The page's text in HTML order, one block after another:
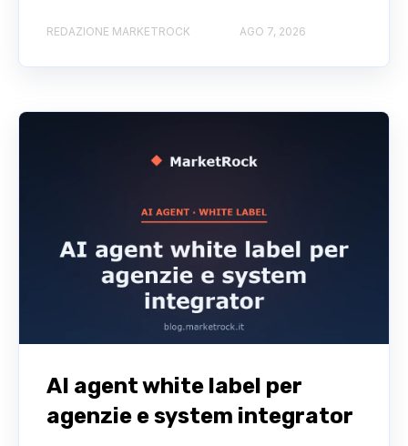
REDAZIONE MARKETROCK AGO 7, 2026
AI agent white label per
agenzie e system integrator